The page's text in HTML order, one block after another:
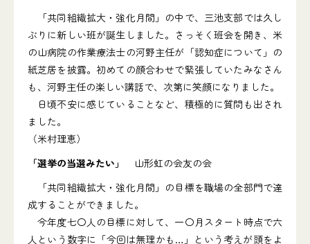
「共同組織拡大・強化月間」の中で、三池支部では久し
ぶりに新しい班が誕生しました。さっそく班会を開き、米
の山病院の作業療法士の河野主任が「認知症について」の
紙芝居を披露。初めての顔合わせで緊張していたみなさん
も、河野主任の楽しい講話で、次第に笑顔になりました。
日頃不安に感じていることなど、積極的に質問も出され
ました。
（米村理恵）
「選挙の当選みたい」
山形虹の会友の会
「共同組織拡大・強化月間」の目標を職場の全部門で達
成することができました。
今年度七〇人の目標に対して、一〇月スタート時点で六
人という数字に「今回は無理かも…」という考えが頭をよ